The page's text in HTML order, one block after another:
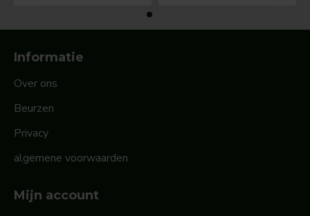
Informatie
Over ons
Beurzen
Privacy
algemene voorwaarden
Mijn account